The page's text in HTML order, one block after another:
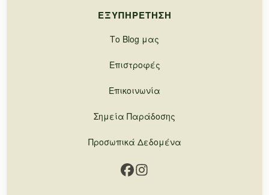
ΕΞΥΠΗΡΈΤΗΣΗ
Το Blog μας
Επιστροφές
Επικοινωνία
Σημεία Παράδοσης
Προσωπικά Δεδομένα